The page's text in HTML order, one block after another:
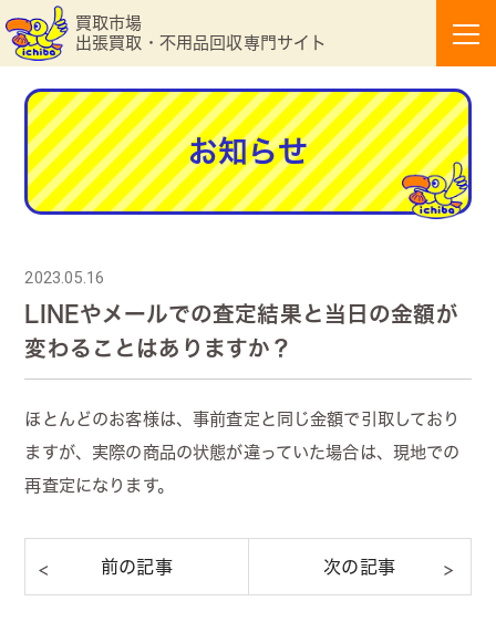
買取市場
出張買取・不用品回収専門サイト
お知らせ
2023.05.16
LINEやメールでの査定結果と当日の金額が
変わることはありますか？
ほとんどのお客様は、事前査定と同じ金額で引取しており
ますが、実際の商品の状態が違っていた場合は、現地での
再査定になります。